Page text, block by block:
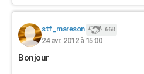
stf_mareson 668
24 avr. 2012 à 15:00
Bonjour